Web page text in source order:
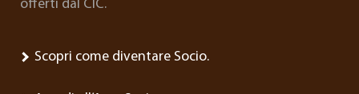
offerti dal CIC.
Scopri come diventare Socio.